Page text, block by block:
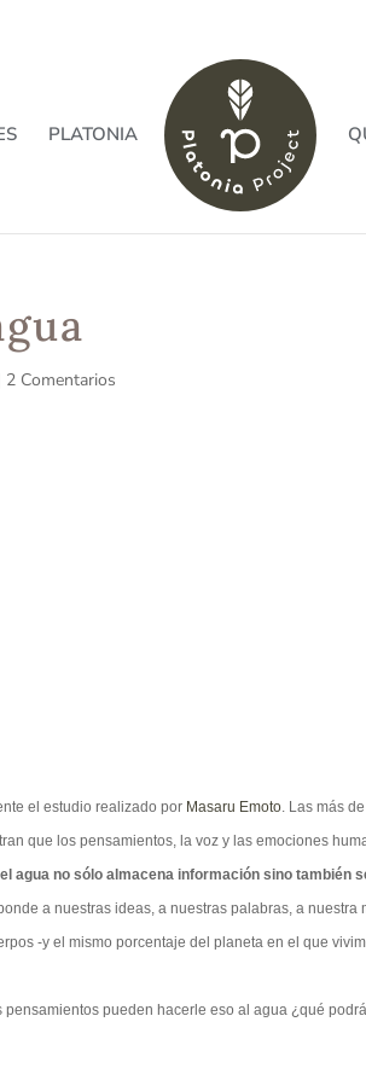
PLATONIA
2 Comentarios
el estudio realizado por Masaru Emoto. Las más
que los pensamientos, la voz y las emociones
agua no sólo almacena información sino también
a nuestras ideas, a nuestras palabras, a nuestra
-y el mismo porcentaje del planeta en el que
pueden hacerle eso al agua ¿qué